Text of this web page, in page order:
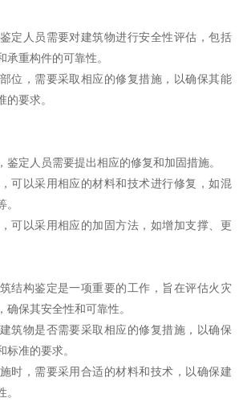
定人员需要对建筑物进行安全性评估，包括
重构件的可靠性。
位，需要采取相应的修复措施，以确保其能
的要求。
鉴定人员需要提出相应的修复和加固措施。
可以采用相应的材料和技术进行修复，如混
可以采用相应的加固方法，如增加支撑、更
结构鉴定是一项重要的工作，旨在评估火灾
确保其安全性和可靠性。
筑物是否需要采取相应的修复措施，以确保
标准的要求。
时，需要采用合适的材料和技术，以确保建